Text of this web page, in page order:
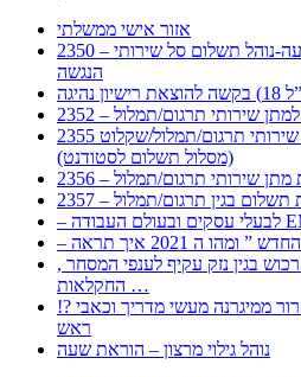
אזור אישי ממשלתי
2350 – מידע לסטודנט עם לקות שמיעה-נוהל תשלום סל שירותי
הנגשה
למתן שירותי תרגום/תמלול
2355 דרישה לתשלום עבור מתן שירותי תרגום/תמלול/שקלוט
(מסלול תשלום לסטודנט)
מתן שירותי תרגום/תמלול
תשלום בגין תרגום/תמלול
ה 2021 איך תראה
, התעשייה , פיצויי מס רכוש בגין נזק עקיף לענפי המסחר
החקלאות …
!? איך להפרד מהמיגרנה לשחרור ממיגרנה מעשי מדריך וכאבי
ראש
נוהל גילוי מרצון – הוראת שעה